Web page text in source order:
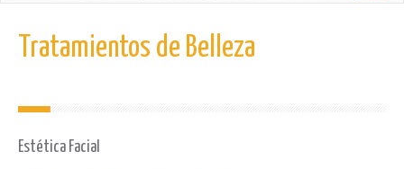
Tratamientos de Belleza
Estética Facial